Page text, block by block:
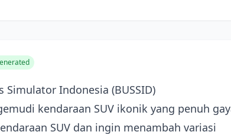
Simulator Indonesia (BUSSID)
kendaraan SUV ikonik yang penuh
SUV dan ingin menambah variasi